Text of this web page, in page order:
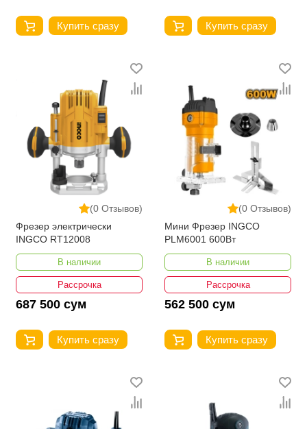
Купить сразу Купить сразу
(0 Отзывов)
Фрезер электрически
INGCO RT12008
В наличии
Рассрочка
687 500 сум
Купить сразу
(0 Отзывов)
Мини Фрезер INGCO
PLM6001 600Вт
В наличии
Рассрочка
562 500 сум
Купить сразу